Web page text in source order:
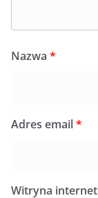
Nazwa *
Adres email*
Witryna